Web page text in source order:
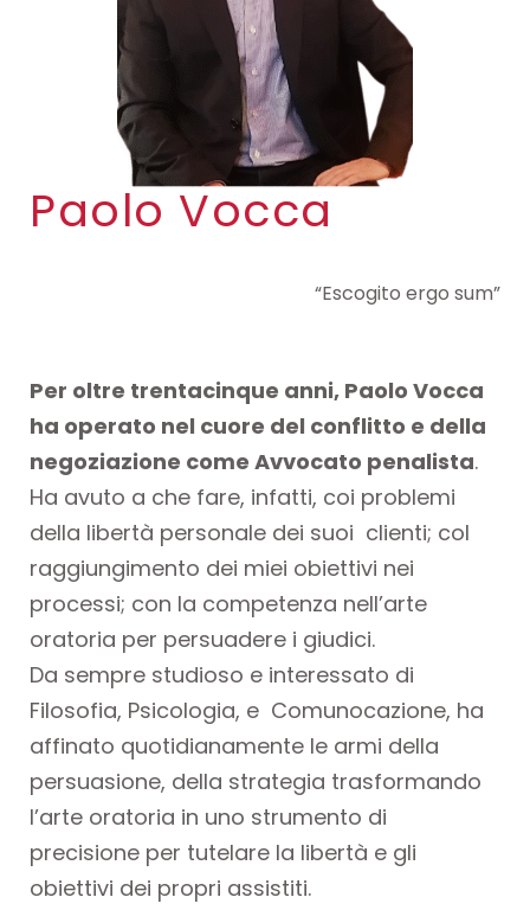
Paolo Vocca
“Escogito ergo sum”
Per oltre trentacinque anni, Paolo Vocca
ha operato nel cuore del conflitto e della
negoziazione come Avvocato penalista.
Ha avuto a che fare, infatti, coi problemi
della libertà personale dei suoi clienti; col
raggiungimento dei miei obiettivi nei
processi; con la competenza nell’arte
oratoria per persuadere i giudici.
Da sempre studioso e interessato di
Filosofia, Psicologia, e Comunocazione, ha
affinato quotidianamente le armi della
persuasione, della strategia trasformando
l’arte oratoria in uno strumento di
precisione per tutelare la libertà e gli
obiettivi dei propri assistiti.